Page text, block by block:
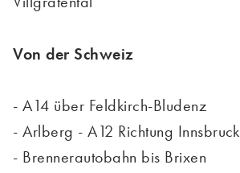
Von der Schweiz
- A14 über Feldkirch-Bludenz
- Arlberg - A12 Richtung Innsbruck
- Brennerautobahn bis Brixen